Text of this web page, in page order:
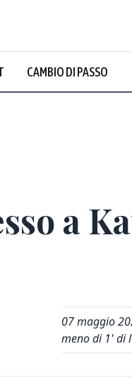
CAMBIO DI PASSO
Sereno
a
07 maggio
meno di 1' di